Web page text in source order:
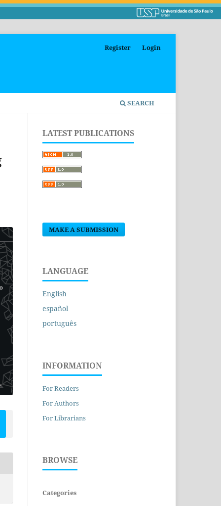
SEARCH
Register Login
LATEST PUBLICATIONS
MAKE A SUBMISSION
LANGUAGE
English
español
português
INFORMATION
For Readers
For Authors
For Librarians
BROWSE
Categories